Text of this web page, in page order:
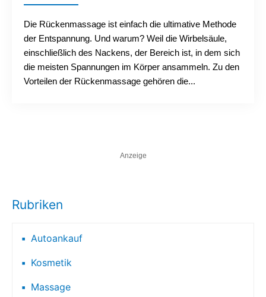
Die Rückenmassage ist einfach die ultimative Methode
der Entspannung. Und warum? Weil die Wirbelsäule,
einschließlich des Nackens, der Bereich ist, in dem sich
die meisten Spannungen im Körper ansammeln. Zu den
Vorteilen der Rückenmassage gehören die...
Anzeige
Rubriken
Autoankauf
Kosmetik
Massage